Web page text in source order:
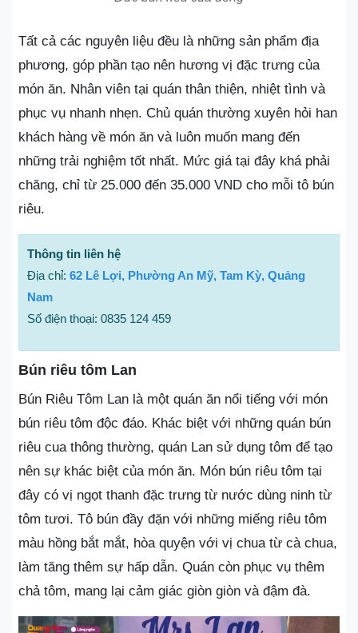
Tất cả các nguyên liệu đều là những sản phẩm địa
phương, góp phần tạo nên hương vị đặc trưng của
món ăn. Nhân viên tại quán thân thiện, nhiệt tình và
phục vụ nhanh nhẹn. Chủ quán thường xuyên hỏi han
khách hàng về món ăn và luôn muốn mang đến
những trải nghiệm tốt nhất. Mức giá tại đây khá phải
chăng, chỉ từ 25.000 đến 35.000 VND cho mỗi tô bún
riêu.
Thông tin liên hệ
Địa chỉ: 62 Lê Lợi, Phường An Mỹ, Tam Kỳ, Quảng
Nam
Số điện thoại: 0835 124 459
Bún riêu tôm Lan
Bún Riêu Tôm Lan là một quán ăn nổi tiếng với món
bún riêu tôm độc đáo. Khác biệt với những quán bún
riêu cua thông thường, quán Lan sử dụng tôm để tạo
nên sự khác biệt của món ăn. Món bún riêu tôm tại
đây có vị ngọt thanh đặc trưng từ nước dùng ninh từ
tôm tươi. Tô bún đầy đặn với những miếng riêu tôm
màu hồng bắt mắt, hòa quyện với vị chua từ cà chua,
làm tăng thêm sự hấp dẫn. Quán còn phục vụ thêm
chả tôm, mang lại cảm giác giòn giòn và đậm đà.